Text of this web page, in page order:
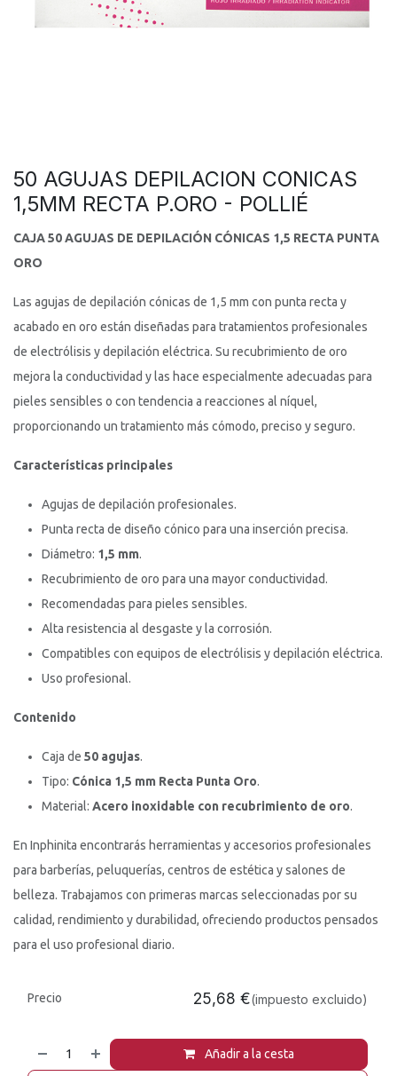
50 AGUJAS DEPILACION CONICAS
1,5MM RECTA P.ORO - POLLIÉ
CAJA 50 AGUJAS DE DEPILACIÓN CÓNICAS 1,5 RECTA PUNTA
ORO
Las agujas de depilación cónicas de 1,5 mm con punta recta y
acabado en oro están diseñadas para tratamientos profesionales
de electrólisis y depilación eléctrica. Su recubrimiento de oro
mejora la conductividad y las hace especialmente adecuadas para
pieles sensibles o con tendencia a reacciones al níquel,
proporcionando un tratamiento más cómodo, preciso y seguro.
Características principales
Agujas de depilación profesionales.
Punta recta de diseño cónico para una inserción precisa.
Diámetro: 1,5 mm.
Recubrimiento de oro para una mayor conductividad.
Recomendadas para pieles sensibles.
Alta resistencia al desgaste y la corrosión.
Compatibles con equipos de electrólisis y depilación eléctrica.
Uso profesional.
Contenido
Caja de 50 agujas.
Tipo: Cónica 1,5 mm Recta Punta Oro.
Material: Acero inoxidable con recubrimiento de oro.
En Inphinita encontrarás herramientas y accesorios profesionales
para barberías, peluquerías, centros de estética y salones de
belleza. Trabajamos con primeras marcas seleccionadas por su
calidad, rendimiento y durabilidad, ofreciendo productos pensados
para el uso profesional diario.
Añadir a la cesta
Precio 25,68 €(impuesto excluido)